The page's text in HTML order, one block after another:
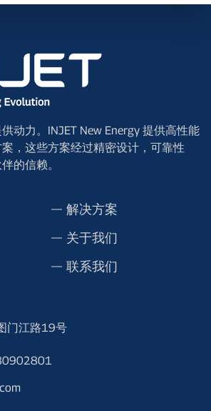
动力。INJET New Energy 提供高性能
，这些方案经过精密设计，可靠性
的信赖。
解决方案
关于我们
联系我们
门江路19号